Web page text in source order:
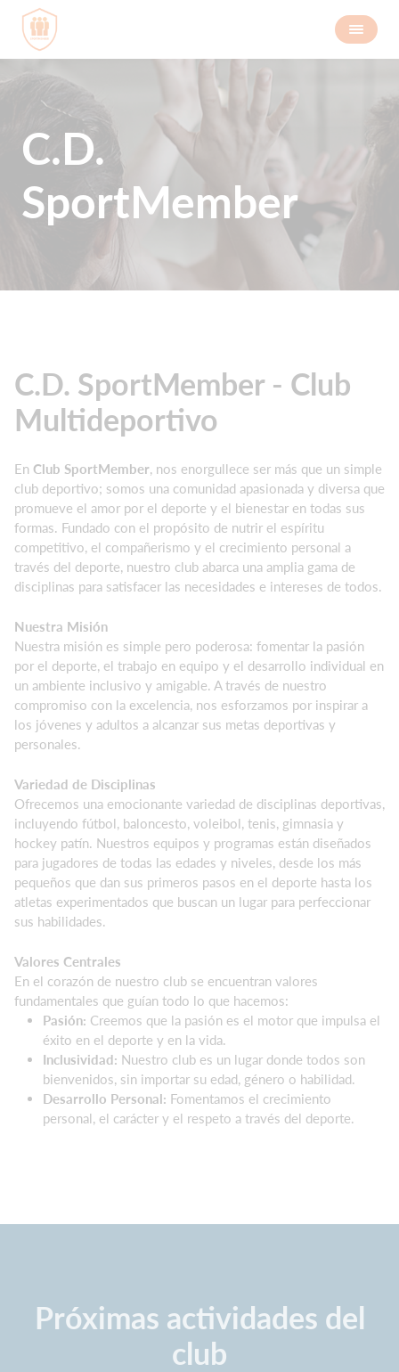
C.D.
SportMember
C.D. SportMember - Club
Multideportivo
En Club SportMember, nos enorgullece ser más que un simple
club deportivo; somos una comunidad apasionada y diversa que
promueve el amor por el deporte y el bienestar en todas sus
formas. Fundado con el propósito de nutrir el espíritu
competitivo, el compañerismo y el crecimiento personal a
través del deporte, nuestro club abarca una amplia gama de
disciplinas para satisfacer las necesidades e intereses de todos.
Nuestra Misión
Nuestra misión es simple pero poderosa: fomentar la pasión
por el deporte, el trabajo en equipo y el desarrollo individual en
un ambiente inclusivo y amigable. A través de nuestro
compromiso con la excelencia, nos esforzamos por inspirar a
los jóvenes y adultos a alcanzar sus metas deportivas y
personales.
Variedad de Disciplinas
Ofrecemos una emocionante variedad de disciplinas deportivas,
incluyendo fútbol, baloncesto, voleibol, tenis, gimnasia y
hockey patín. Nuestros equipos y programas están diseñados
para jugadores de todas las edades y niveles, desde los más
pequeños que dan sus primeros pasos en el deporte hasta los
atletas experimentados que buscan un lugar para perfeccionar
sus habilidades.
Valores Centrales
En el corazón de nuestro club se encuentran valores
fundamentales que guían todo lo que hacemos:
Pasión: Creemos que la pasión es el motor que impulsa el
éxito en el deporte y en la vida.
Inclusividad: Nuestro club es un lugar donde todos son
bienvenidos, sin importar su edad, género o habilidad.
Desarrollo Personal: Fomentamos el crecimiento
personal, el carácter y el respeto a través del deporte.
Próximas actividades del
club